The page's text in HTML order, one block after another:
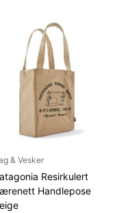
& Vesker
Resirkulert
Handlepose